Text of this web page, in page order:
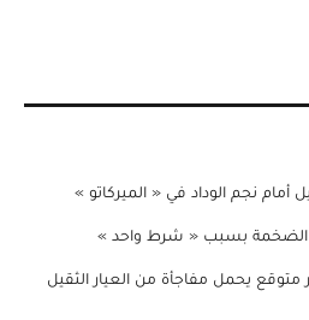
نجم الوداد في « الميركاتو »
الضخمة بسبب « شرط واحد »
متوقع يحمل مفاجأة من العيار الثقيل